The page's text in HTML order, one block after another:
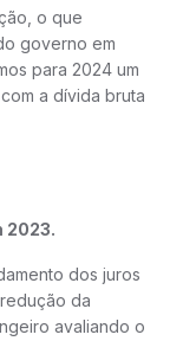
o que
governo em
para 2024 um
a dívida bruta
2023.
dos juros
da
avaliando o